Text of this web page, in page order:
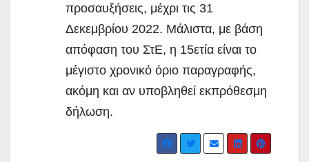
προσαυξήσεις, μέχρι τις 31
Δεκεμβρίου 2022. Μάλιστα, με βάση
απόφαση του ΣτΕ, η 15ετία είναι το
μέγιστο χρονικό όριο παραγραφής,
ακόμη και αν υποβληθεί εκπρόθεσμη
δήλωση.